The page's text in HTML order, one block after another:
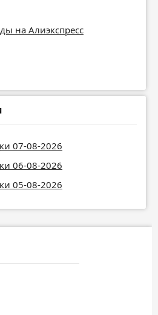
на Алиэкспресс
07-08-2026
06-08-2026
05-08-2026